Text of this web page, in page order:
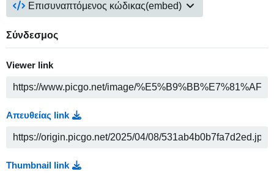
Επισυναπτόμενος κώδικας(embed)
Σύνδεσμος
Viewer link
Απευθείας link
Thumbnail link